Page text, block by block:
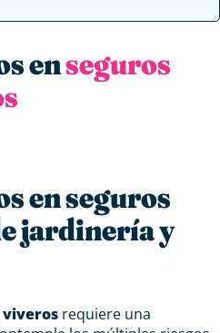
enseguros
en seguros
jardinería y
requiere una